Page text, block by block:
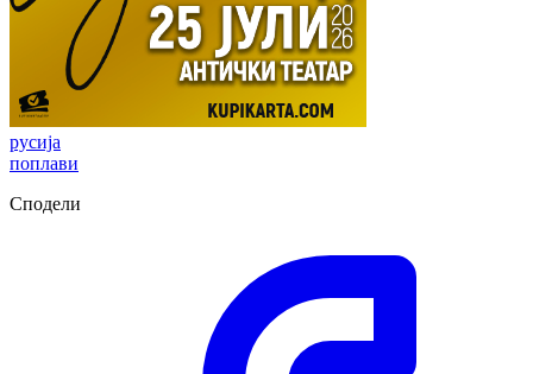
русија
поплави
Сподели